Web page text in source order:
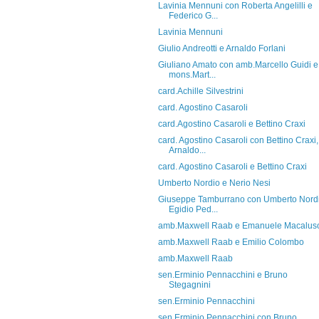
Lavinia Mennuni con Roberta Angelilli e
Federico G...
Lavinia Mennuni
Giulio Andreotti e Arnaldo Forlani
Giuliano Amato con amb.Marcello Guidi e
mons.Mart...
card.Achille Silvestrini
card. Agostino Casaroli
card.Agostino Casaroli e Bettino Craxi
card. Agostino Casaroli con Bettino Craxi,
Arnaldo...
card. Agostino Casaroli e Bettino Craxi
Umberto Nordio e Nerio Nesi
Giuseppe Tamburrano con Umberto
Egidio Ped...
amb.Maxwell Raab e Emanuele
amb.Maxwell Raab e Emilio Colombo
amb.Maxwell Raab
sen.Erminio Pennacchini e Bruno
Stegagnini
sen.Erminio Pennacchini